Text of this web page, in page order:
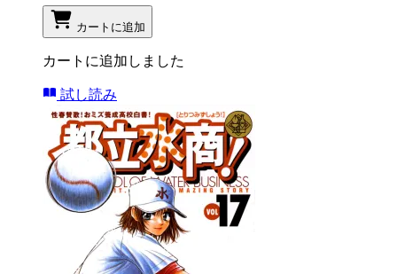
カートに追加
カートに追加しました
試し読み